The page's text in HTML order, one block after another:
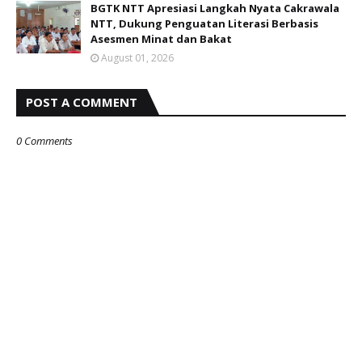
BGTK NTT Apresiasi Langkah Nyata Cakrawala
NTT, Dukung Penguatan Literasi Berbasis
Asesmen Minat dan Bakat
August 01, 2026
POST A COMMENT
0 Comments